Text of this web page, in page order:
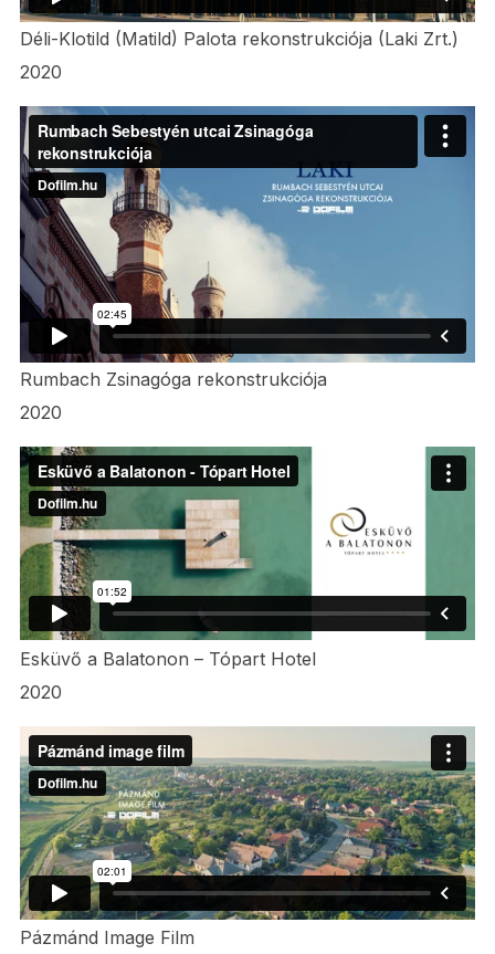
Déli-Klotild (Matild) Palota rekonstrukciója (Laki Zrt.)
2020
Rumbach Zsinagóga rekonstrukciója
2020
Esküvő a Balatonon – Tópart Hotel
2020
Pázmánd Image Film